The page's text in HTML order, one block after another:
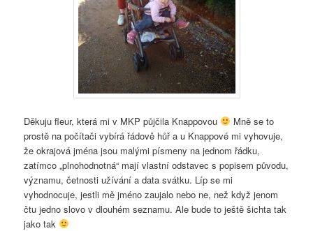
Děkuju fleur, která mi v MKP půjčila Knappovou
Mně se to
prostě na počítači vybírá řádově hůř a u Knappové mi vyhovuje,
že okrajová jména jsou malými písmeny na jednom řádku,
zatímco „plnohodnotná“ mají vlastní odstavec s popisem původu,
významu, četnosti užívání a data svátku. Líp se mi
vyhodnocuje, jestli mě jméno zaujalo nebo ne, než když jenom
čtu jedno slovo v dlouhém seznamu. Ale bude to ještě šichta tak
jako tak